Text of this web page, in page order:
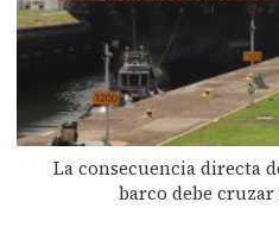
La consecuencia directa
barco debe cruzar